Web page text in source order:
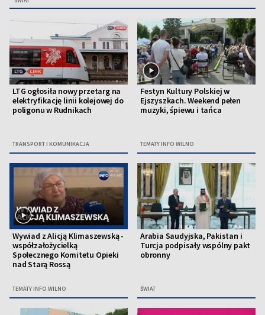
LTG ogłosiła nowy przetarg na
elektryfikację linii kolejowej do
poligonu w Rudnikach
TRANSPORT I KOMUNIKACJA
Festyn Kultury Polskiej w
Ejszyszkach. Weekend pełen
muzyki, śpiewu i tańca
TEMATY INFO WILNO
Wywiad z Alicją Klimaszewską -
współzałożycielką
Społecznego Komitetu Opieki
nad Starą Rossą
TEMATY INFO WILNO
Arabia Saudyjska, Pakistan i
Turcja podpisały wspólny pakt
obronny
ŚWIAT